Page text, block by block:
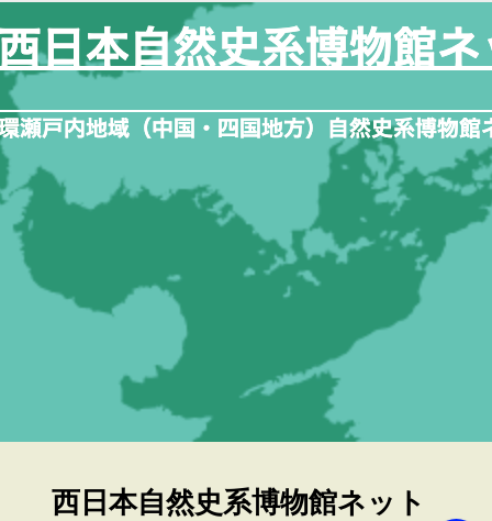
容
を
ス
キ
ッ
プ
西日本自然史系博物館ネット